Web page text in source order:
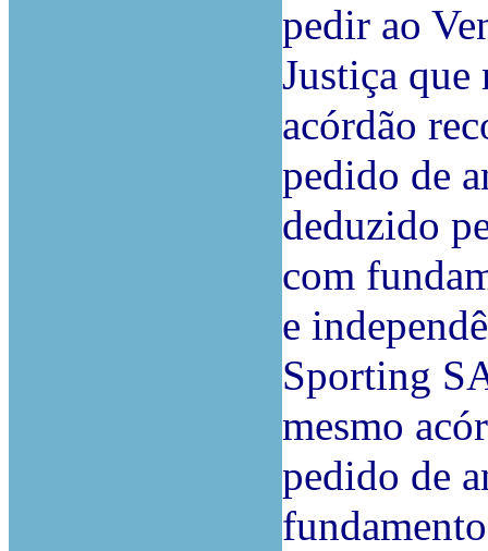
pedir ao
Justiça
acórdão
pedido de
deduzido
com
e
Sporting
mesmo
pedido de